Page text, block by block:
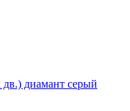
диамант серый